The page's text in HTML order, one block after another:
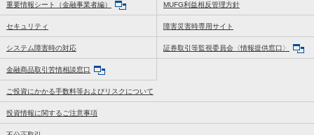
重要情報シート（金融事業者編） MUFG利益相反管理方針
セキュリティ 障害災害時専用サイト
システム障害時の対応 証券取引等監視委員会〈情報提供窓口〉
金融商品取引苦情相談窓口
ご投資にかかる手数料等およびリスクについて
投資情報に関するご注意事項